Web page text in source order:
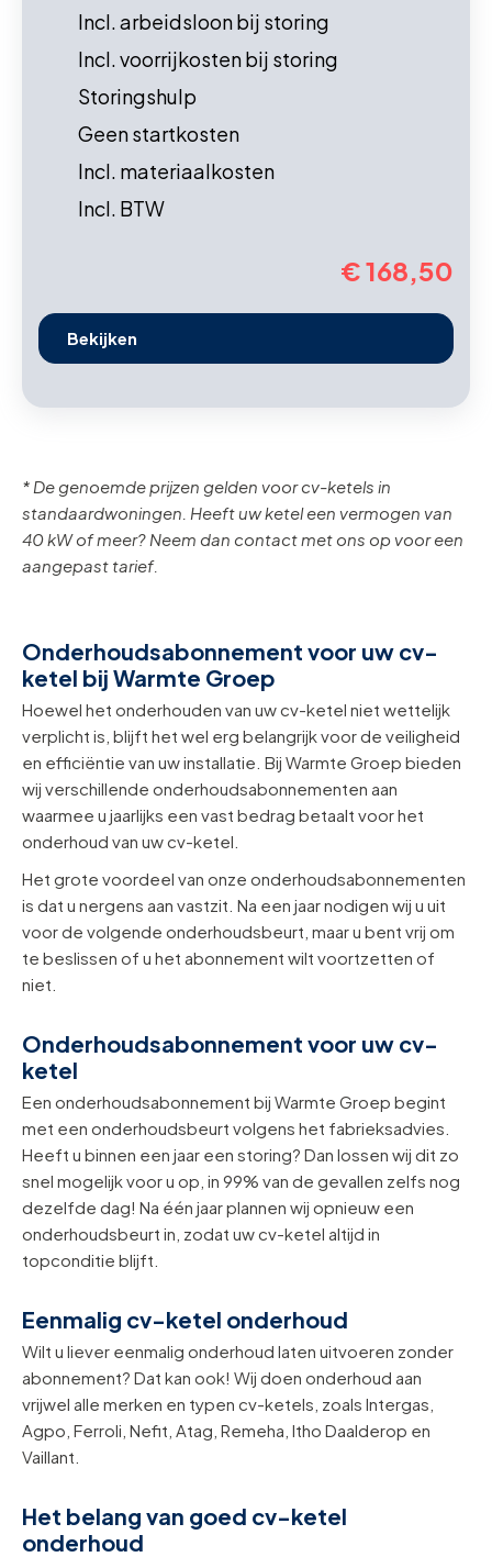
Incl. arbeidsloon bij storing
Incl. voorrijkosten bij storing
Storingshulp
Geen startkosten
Incl. materiaalkosten
Incl. BTW
€ 168,50
Bekijken
* De genoemde prijzen gelden voor cv-ketels in
standaardwoningen. Heeft uw ketel een vermogen van
40 kW of meer? Neem dan contact met ons op voor een
aangepast tarief.
Onderhoudsabonnement voor uw cv-
ketel bij Warmte Groep
Hoewel het onderhouden van uw cv-ketel niet wettelijk
verplicht is, blijft het wel erg belangrijk voor de veiligheid
en efficiëntie van uw installatie. Bij Warmte Groep bieden
wij verschillende onderhoudsabonnementen aan
waarmee u jaarlijks een vast bedrag betaalt voor het
onderhoud van uw cv-ketel.
Het grote voordeel van onze onderhoudsabonnementen
is dat u nergens aan vastzit. Na een jaar nodigen wij u uit
voor de volgende onderhoudsbeurt, maar u bent vrij om
te beslissen of u het abonnement wilt voortzetten of
niet.
Onderhoudsabonnement voor uw cv-
ketel
Een onderhoudsabonnement bij Warmte Groep begint
met een onderhoudsbeurt volgens het fabrieksadvies.
Heeft u binnen een jaar een storing? Dan lossen wij dit zo
snel mogelijk voor u op, in 99% van de gevallen zelfs nog
dezelfde dag! Na één jaar plannen wij opnieuw een
onderhoudsbeurt in, zodat uw cv-ketel altijd in
topconditie blijft.
Eenmalig cv-ketel onderhoud
Wilt u liever eenmalig onderhoud laten uitvoeren zonder
abonnement? Dat kan ook! Wij doen onderhoud aan
vrijwel alle merken en typen cv-ketels, zoals Intergas,
Agpo, Ferroli, Nefit, Atag, Remeha, Itho Daalderop en
Vaillant.
Het belang van goed cv-ketel
onderhoud